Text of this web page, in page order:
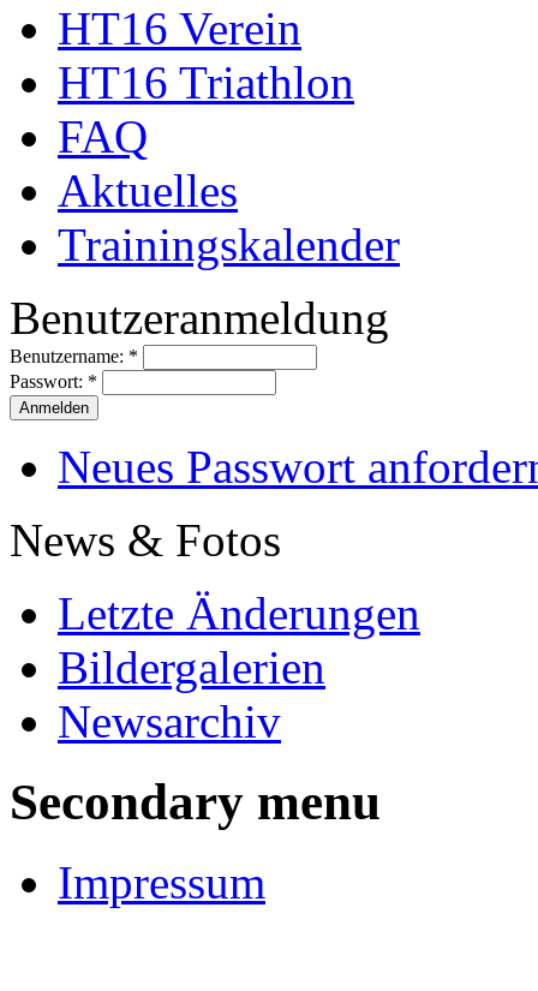
HT16 Verein
HT16 Triathlon
FAQ
Aktuelles
Trainingskalender
Benutzeranmeldung
Benutzername: *
Passwort: *
Neues Passwort
News & Fotos
Letzte Änderungen
Bildergalerien
Newsarchiv
Secondary menu
Impressum